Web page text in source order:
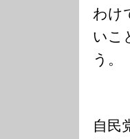
わけ
いこ
う。
自民